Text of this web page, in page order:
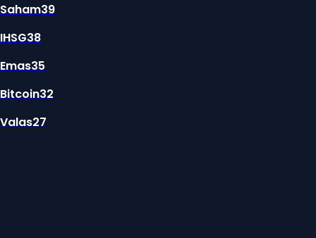
Saham39
IHSG38
Emas35
Bitcoin32
Valas27